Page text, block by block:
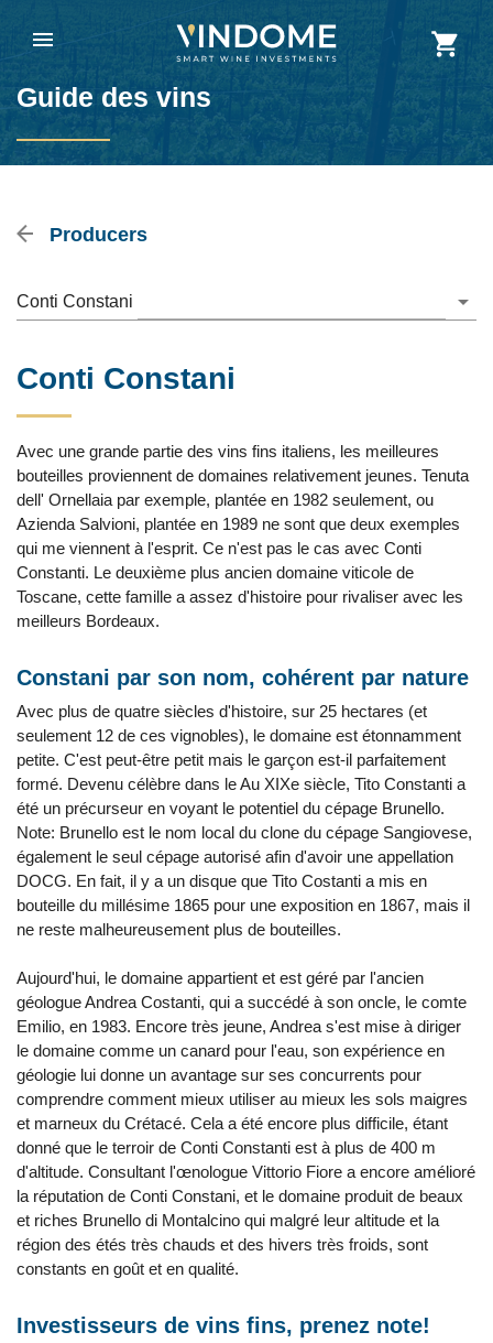
Guide des vins
Producers
Conti Constani
Conti Constani
Avec une grande partie des vins fins italiens, les meilleures
bouteilles proviennent de domaines relativement jeunes. Tenuta
dell' Ornellaia par exemple, plantée en 1982 seulement, ou
Azienda Salvioni, plantée en 1989 ne sont que deux exemples
qui me viennent à l'esprit. Ce n'est pas le cas avec Conti
Constanti. Le deuxième plus ancien domaine viticole de
Toscane, cette famille a assez d'histoire pour rivaliser avec les
meilleurs Bordeaux.
Constani par son nom, cohérent par nature
Avec plus de quatre siècles d'histoire, sur 25 hectares (et
seulement 12 de ces vignobles), le domaine est étonnamment
petite. C'est peut-être petit mais le garçon est-il parfaitement
formé. Devenu célèbre dans le Au XIXe siècle, Tito Constanti a
été un précurseur en voyant le potentiel du cépage Brunello.
Note: Brunello est le nom local du clone du cépage Sangiovese,
également le seul cépage autorisé afin d'avoir une appellation
DOCG. En fait, il y a un disque que Tito Costanti a mis en
bouteille du millésime 1865 pour une exposition en 1867, mais il
ne reste malheureusement plus de bouteilles.
Aujourd'hui, le domaine appartient et est géré par l'ancien
géologue Andrea Costanti, qui a succédé à son oncle, le comte
Emilio, en 1983. Encore très jeune, Andrea s'est mise à diriger
le domaine comme un canard pour l'eau, son expérience en
géologie lui donne un avantage sur ses concurrents pour
comprendre comment mieux utiliser au mieux les sols maigres
et marneux du Crétacé. Cela a été encore plus difficile, étant
donné que le terroir de Conti Constanti est à plus de 400 m
d'altitude. Consultant l'œnologue Vittorio Fiore a encore amélioré
la réputation de Conti Constani, et le domaine produit de beaux
et riches Brunello di Montalcino qui malgré leur altitude et la
région des étés très chauds et des hivers très froids, sont
constants en goût et en qualité.
Investisseurs de vins fins, prenez note!